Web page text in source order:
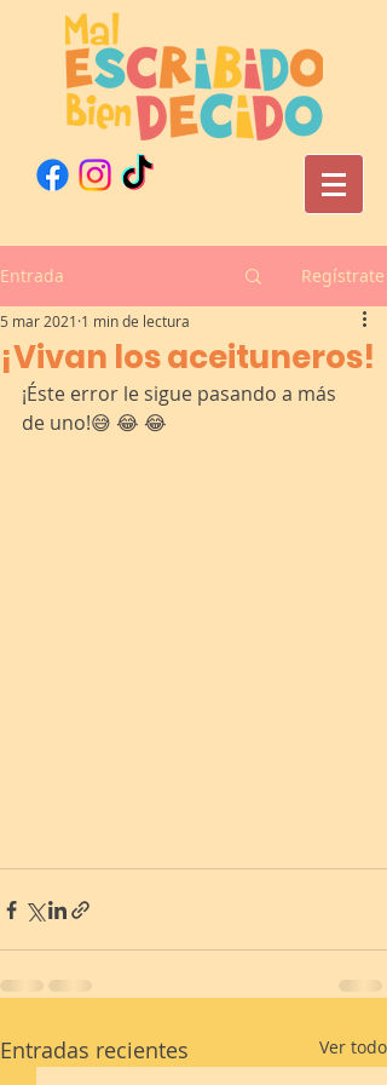
Entrada Regístrate
¡Vivan los aceituneros!
5 mar 2021 1 min de lectura
¡Éste error le sigue pasando a más
de uno!😅 😂 😂
Entradas recientes Ver todo